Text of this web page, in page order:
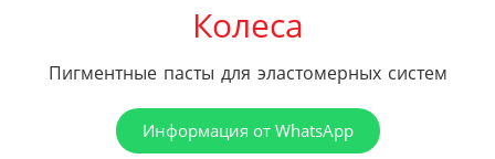
Колеса
Пигментные пасты для эластомерных систем
Информация от WhatsApp